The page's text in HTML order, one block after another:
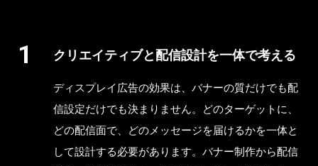
クリエイティブと配信設計を一体で考える
ディスプレイ広告の効果は、バナーの質だけでも配
信設定だけでも決まりません。どのターゲットに、
どの配信面で、どのメッセージを届けるかを一体と
して設計する必要があります。バナー制作から配信